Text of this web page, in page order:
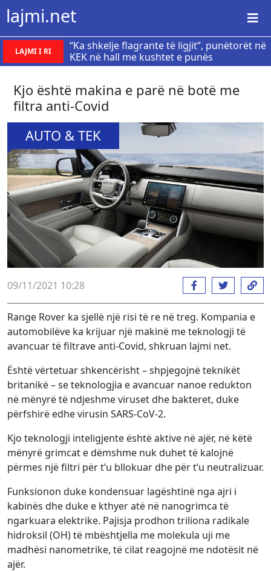
lajmi.net
LAJMI I RI
“Ka shkelje flagrante të ligjit”, punëtorët në
KEK në hall me kushtet e punës
Kjo është makina e parë në botë me
filtra anti-Covid
AUTO & TEK
09/11/2021 10:28
Range Rover ka sjellë një risi të re në treg. Kompania e
automobilëve ka krijuar një makinë me teknologji të
avancuar të filtrave anti-Covid, shkruan lajmi net.
Është vërtetuar shkencërisht – shpjegojnë teknikët
britanikë – se teknologjia e avancuar nanoe redukton
në mënyrë të ndjeshme viruset dhe bakteret, duke
përfshirë edhe virusin SARS-CoV-2.
Kjo teknologji inteligjente është aktive në ajër, në këtë
mënyrë grimcat e dëmshme nuk duhet të kalojnë
përmes një filtri për t’u bllokuar dhe për t’u neutralizuar.
Funksionon duke kondensuar lagështinë nga ajri i
kabinës dhe duke e kthyer atë në nanogrimca të
ngarkuara elektrike. Pajisja prodhon triliona radikale
hidroksil (OH) të mbështjella me molekula uji me
madhësi nanometrike, të cilat reagojnë me ndotësit në
ajër.